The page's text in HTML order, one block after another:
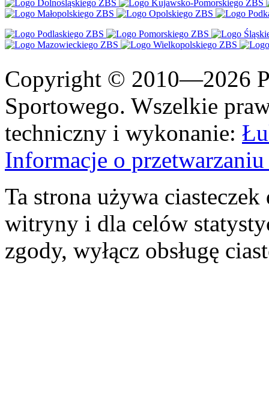
Copyright © 2010—2026
Sportowego. Wszelkie
techniczny i wykonanie:
Informacje o
Ta strona używa
witryny i dla celów
zgody, wyłącz obsługę